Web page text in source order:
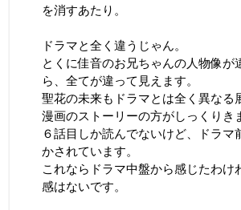
を消すあたり。
ドラマと全く違うじゃん。
とくに佳音のお兄ちゃんの人物像が
ら、全てが違って見えます。
聖花の未来もドラマとは全く異なる
漫画のストーリーの方がしっくりき
６話目しか読んでないけど、ドラマ
かされています。
これならドラマ中盤から感じたわけ
感はないです。